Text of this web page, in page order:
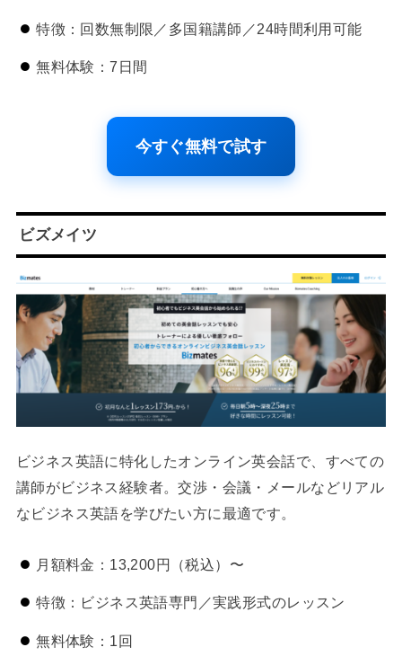
特徴：回数無制限／多国籍講師／24時間利用可能
無料体験：7日間
今すぐ無料で試す
ビズメイツ
ビジネス英語に特化したオンライン英会話で、すべての
講師がビジネス経験者。交渉・会議・メールなどリアル
なビジネス英語を学びたい方に最適です。
月額料金：13,200円（税込）〜
特徴：ビジネス英語専門／実践形式のレッスン
無料体験：1回